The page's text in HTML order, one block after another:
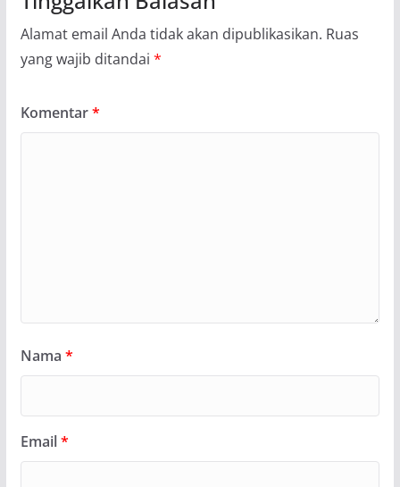
Alamat email Anda tidak akan dipublikasikan. Ruas
yang wajib ditandai *
Komentar*
Nama *
Email*